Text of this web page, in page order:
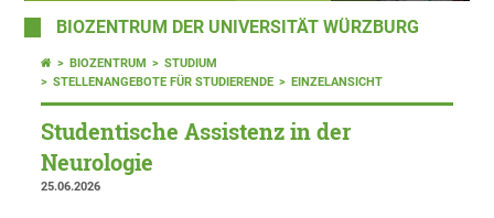
BIOZENTRUM DER UNIVERSITÄT WÜRZBURG
BIOZENTRUM
STUDIUM
STELLENANGEBOTE FÜR STUDIERENDE
EINZELANSICHT
Studentische Assistenz in der
Neurologie
25.06.2026